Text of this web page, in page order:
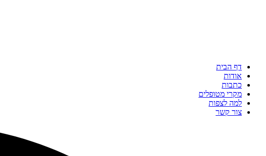
דף הבית
אודות
כתבות
מקרי מטופלים
למה לצפות
צור קשר